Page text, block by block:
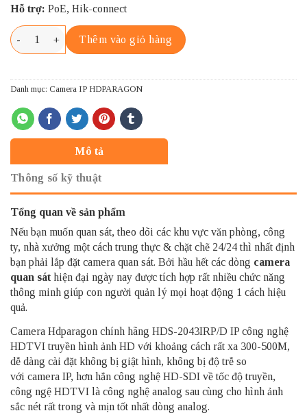
Hỗ trợ: PoE, Hik-connect
HDPARAGON HDS-2043IRP/D số lượng
Thêm vào giỏ hàng
Danh mục: Camera IP HDPARAGON
Mô tả
Thông số kỹ thuật
Tổng quan về sản phẩm
Nếu bạn muốn quan sát, theo dõi các khu vực văn phòng, công
ty, nhà xưởng một cách trung thực & chặt chẽ 24/24 thì nhất định
bạn phải lắp đặt camera quan sát. Bởi hầu hết các dòng camera
quan sát hiện đại ngày nay được tích hợp rất nhiều chức năng
thông minh giúp con người quản lý mọi hoạt động 1 cách hiệu
quả.
Camera Hdparagon chính hãng HDS-2043IRP/D IP công nghệ
HDTVI truyền hình ảnh HD với khoảng cách rất xa 300-500M,
dễ dàng cài đặt không bị giật hình, không bị độ trễ so
với camera IP, hơn hẳn công nghệ HD-SDI về tốc độ truyền,
công ngệ HDTVI là công nghệ analog sau cùng cho hình ảnh
sắc nét rất trong và mịn tốt nhất dòng analog.